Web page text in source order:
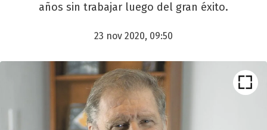
años sin trabajar luego del gran éxito.
23 nov 2020, 09:50